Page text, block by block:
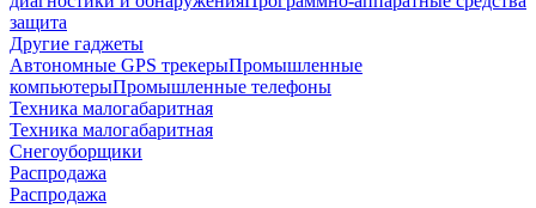
защита
Другие гаджеты
Автономные GPS трекерыПромышленные
компьютерыПромышленные телефоны
Техника малогабаритная
Техника малогабаритная
Снегоуборщики
Распродажа
Распродажа